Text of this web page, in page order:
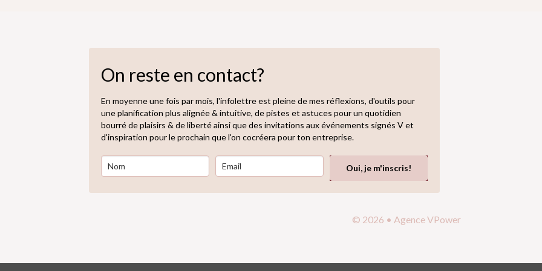
On reste en contact?
En moyenne une fois par mois, l'infolettre est pleine de mes réflexions, d'outils pour
une planification plus alignée & intuitive, de pistes et astuces pour un quotidien
bourré de plaisirs & de liberté ainsi que des invitations aux événements signés V et
d'inspiration pour le prochain que l'on cocréera pour ton entreprise.
Oui, je m'inscris!
© 2026 • Agence VPower